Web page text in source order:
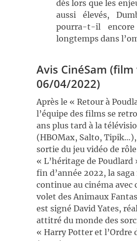
dès lors que les
aussi élevés,
pourra-t-il
longtemps dans
Avis CinéSam (film
06/04/2022)
Après le « Retour à
l’équipe des films se
ans plus tard à la
(HBOMax, Salto,
sortie du jeu vidéo de rôle
« L’héritage de Poudlard
fin d’année 2022, la
continue au cinéma avec
volet des Animaux
est signé David Yates,
attitré du monde des
« Harry Potter et l’Ordre